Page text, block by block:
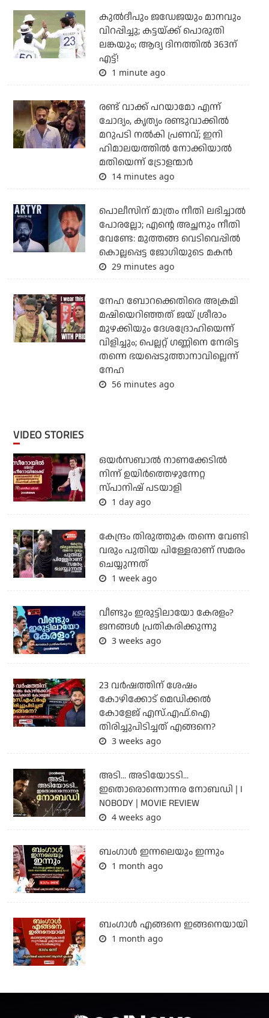
കുല്‍ദീപും ജഡേജയും മാനവും
വിറപ്പിച്ചു; കട്ടയ്ക്ക് പൊരുതി
ലങ്കയും; ആദ്യ ദിനത്തില്‍ 363ന്
എട്ട്!
1 minute ago
രണ്ട് വാക്ക് പറയാമോ എന്ന്
ചോദ്യം, കൃത്യം രണ്ടുവാക്കില്‍
മറുപടി നല്‍കി പ്രണവ്; ഇനി
ഹിമാലയത്തില്‍ നോക്കിയാല്‍
മതിയെന്ന് ട്രോളന്മാര്‍
14 minutes ago
പൊലീസിന് മാത്രം നീതി ലഭിച്ചാല്‍
പോരല്ലോ; എന്റെ അച്ഛനും നീതി
വേണ്ടേ: മുത്തങ്ങ വെടിവെപ്പില്‍
കൊല്ലപ്പെട്ട ജോഗിയുടെ മകന്‍
29 minutes ago
നേഹ ബോറക്കെതിരെ അക്രമി
മഷിയെറിഞ്ഞത് ജയ് ശ്രീരാം
മുഴക്കിയും ദേശദ്രോഹിയെന്ന്
വിളിച്ചും; പെല്ലറ്റ് ഗണ്ണിനെ നേരിട്ട
തന്നെ ഭയപ്പെടുത്താനാവില്ലെന്ന്
നേഹ
56 minutes ago
VIDEO STORIES
ഒയര്‍സബാൽ നാണക്കേടിൽ
നിന്ന് ഉയിർത്തെഴുന്നേറ്റ
സ്പാനിഷ് പടയാളി
1 day ago
കേന്ദ്രം തിരുത്തുക തന്നെ വേണ്ടി
വരും പുതിയ പിള്ളേരാണ് സമരം
ചെയ്യുന്നത്
1 week ago
വീണ്ടും ഇരുട്ടിലായോ കേരളം?
ജനങ്ങൾ പ്രതികരിക്കുന്നു
3 weeks ago
23 വർഷത്തിന് ശേഷം
കോഴിക്കോട് മെഡിക്കൽ
കോളേജ് എസ്.എഫ്.ഐ
തിരിച്ചുപിടിച്ചത് എങ്ങനെ?
3 weeks ago
അടി... അടിയോടടി...
ഇതൊരൊന്നൊന്നര നോബഡി | I
NOBODY | MOVIE REVIEW
4 weeks ago
ബംഗാള്‍ ഇന്നലെയും ഇന്നും
1 month ago
ബം​ഗാൾ എങ്ങനെ ഇങ്ങനെയായി
1 month ago